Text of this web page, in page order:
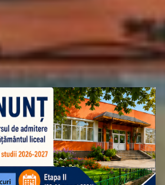
ÎN CLASA A 10-A
A II-A